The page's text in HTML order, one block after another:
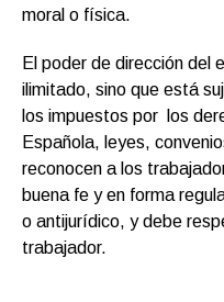
moral o física.
El poder de dirección del
ilimitado, sino que está
los impuestos por los
Española, leyes,
reconocen a los
buena fe y en forma
o antijurídico, y debe
trabajador.